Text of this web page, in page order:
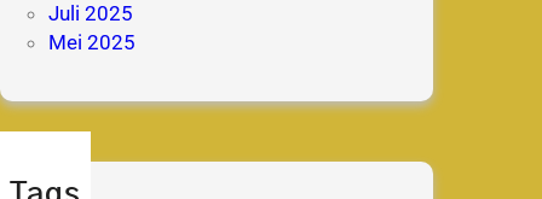
Juli 2025
Mei 2025